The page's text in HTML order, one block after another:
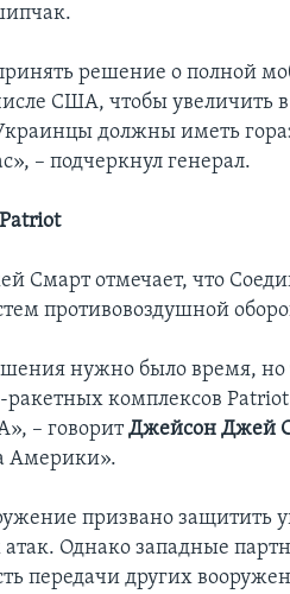
решение о полной
США, чтобы увеличить
должны иметь
– подчеркнул генерал.
Смарт отмечает, что
противовоздушной
нужно было время,
ракетных комплексов
– говоритДжейсон Джей
Америки».
призвано защитить
Однако западные
передачи других